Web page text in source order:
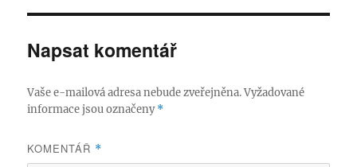
Napsat komentář
Vaše e-mailová adresa nebude zveřejněna. Vyžadované
informace jsou označeny*
KOMENTÁŘ *